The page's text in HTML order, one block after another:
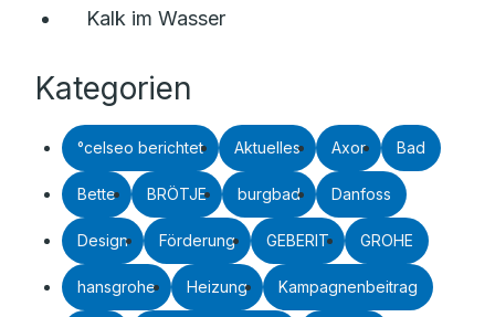
Kalk im Wasser
Kategorien
°celseo berichtet Aktuelles Axor Bad
Bette BRÖTJE burgbad Danfoss
Design Förderung GEBERIT GROHE
hansgrohe Heizung Kampagnenbeitrag